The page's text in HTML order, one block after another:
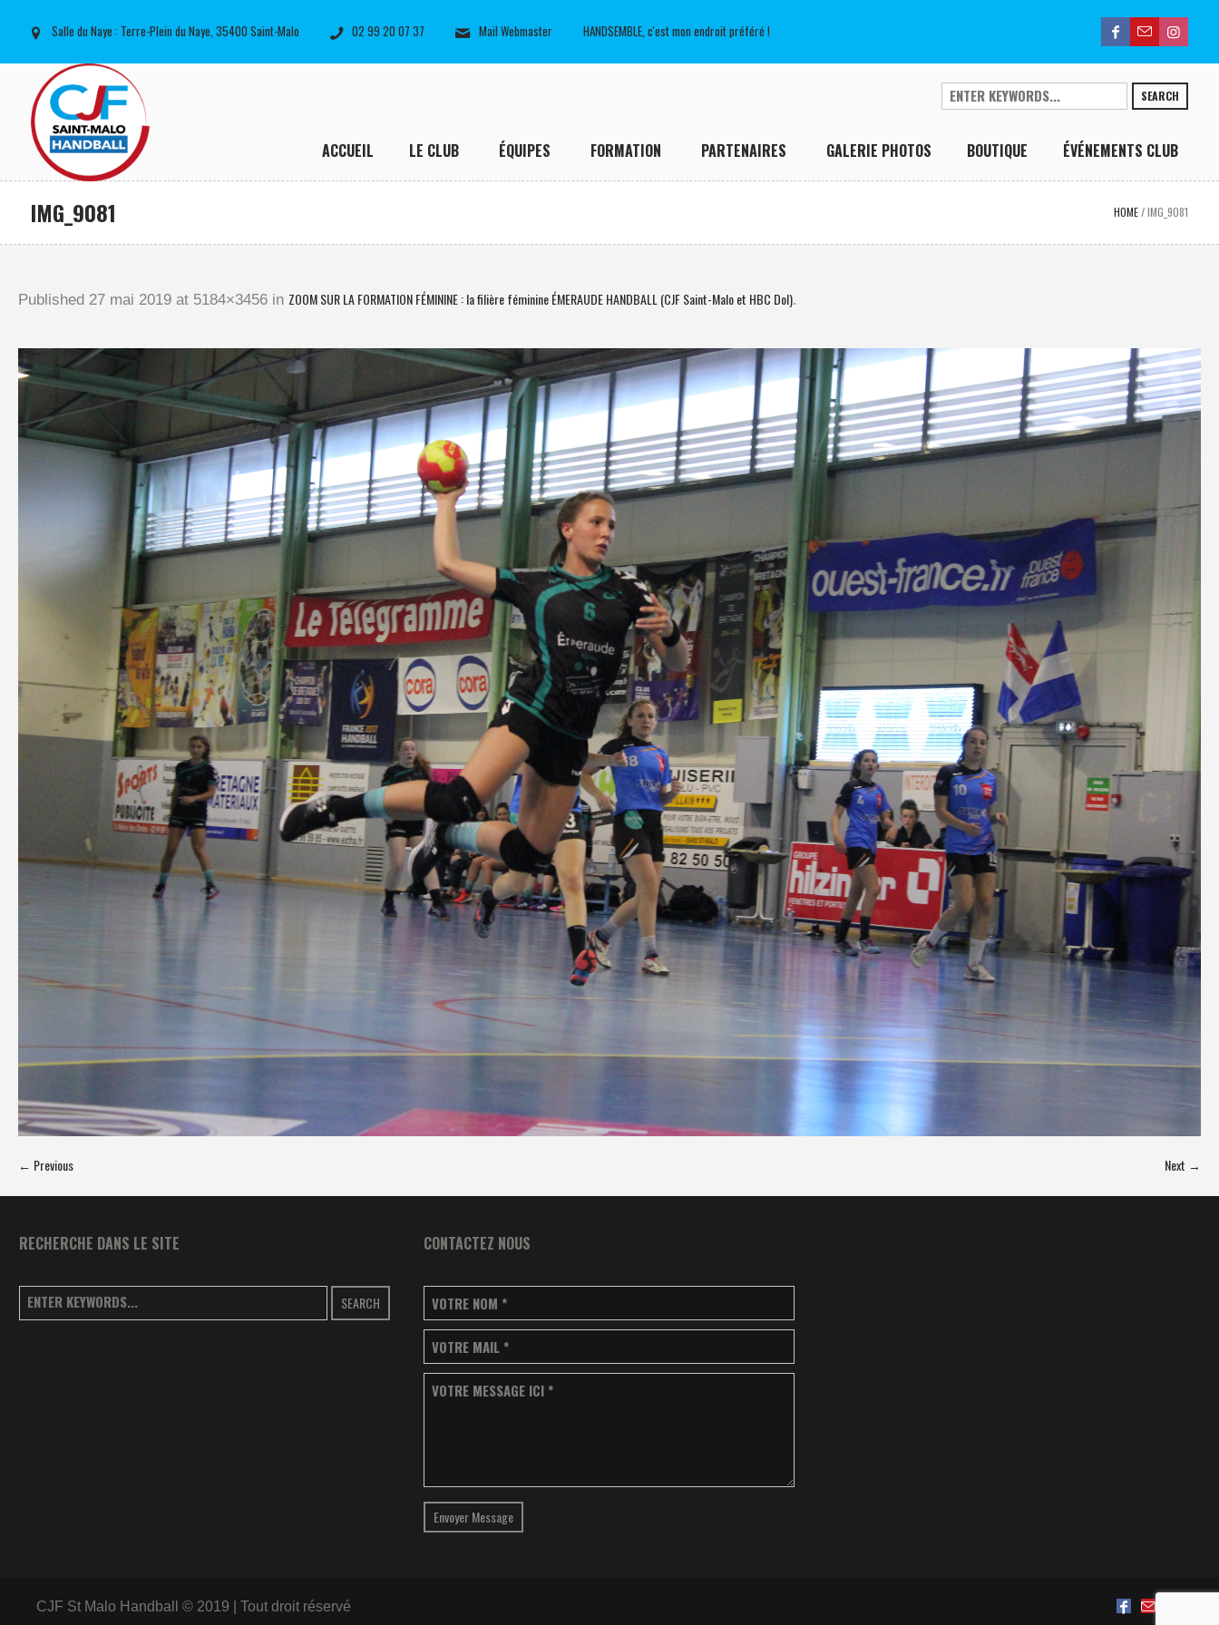
Salle du Naye : Terre-Plein du Naye, 35400 Saint-Malo 02 99 20 07 37 Mail Webmaster HANDSEMBLE, c'est mon endroit préféré !
SEARCH
ACCUEIL LE CLUB ÉQUIPES FORMATION PARTENAIRES GALERIE PHOTOS BOUTIQUE ÉVÉNEMENTS CLUB
IMG_9081 HOME /IMG_9081
Published 27 mai 2019 at 5184×3456 in ZOOM SUR LA FORMATION FÉMININE : la filière féminine ÉMERAUDE HANDBALL (CJF Saint-Malo et HBC Dol).
← Previous Next →
RECHERCHE DANS LE SITE
SEARCH
CONTACTEZ NOUS
VOTRE NOM *
VOTRE MAIL *
VOTRE MESSAGE ICI *
Envoyer Message
CJF St Malo Handball © 2019 | Tout droit réservé